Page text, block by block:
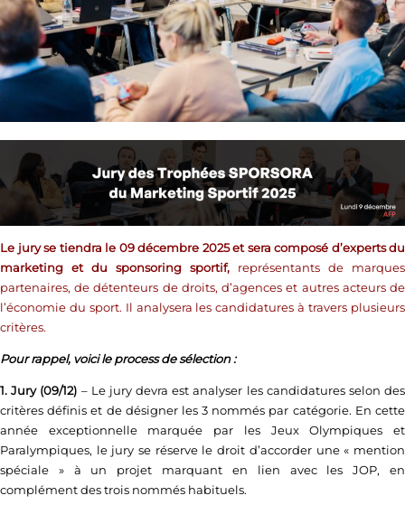
Le jury se tiendra le 09 décembre 2025 et sera composé d’experts du
marketing et du sponsoring sportif, représentants de marques
partenaires, de détenteurs de droits, d’agences et autres acteurs de
l’économie du sport. Il analysera les candidatures à travers plusieurs
critères.
Pour rappel, voici le process de sélection :
1. Jury (09/12) – Le jury devra est analyser les candidatures selon des
critères définis et de désigner les 3 nommés par catégorie. En cette
année exceptionnelle marquée par les Jeux Olympiques et
Paralympiques, le jury se réserve le droit d’accorder une « mention
spéciale » à un projet marquant en lien avec les JOP, en
complément des trois nommés habituels.